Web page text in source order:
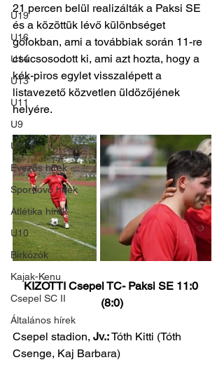
U19
U16
U14
U13
U11
U9
U7
Evezős hírek
Sportlövő hírek
Atlétika hírek
U10
Birkózók
Kajak-Kenu
Csepel SC II
Általános hírek
21 percen belül realizálták a Paksi SE
és a közöttük lévő különbséget
gólokban, ami a továbbiak során 11-re
csúcsosodott ki, ami azt hozta, hogy a
kék-piros egylet visszalépett a
listavezető közvetlen üldözőjének
helyére.
KIZOTTI Csepel TC- Paksi SE 11:0
(8:0)
Csepel stadion, Jv.: Tóth Kitti (Tóth
Csenge, Kaj Barbara)